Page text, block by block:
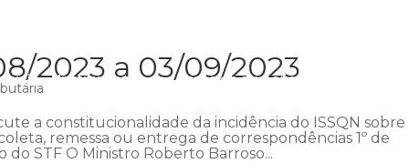
Início Institucional Áreas de atuação
2023 a 03/09/2023
a constitucionalidade da incidência do ISSQN sobre
remessa ou entrega de correspondências 1º de
STF O Ministro Roberto Barroso...